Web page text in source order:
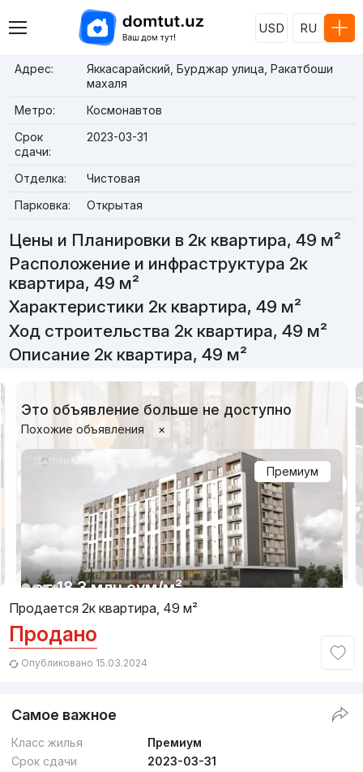
USD RU
Адрес:
Яккасарайский, Бурджар улица, Ракатбоши
махаля
Метро:
Космонавтов
Срок
сдачи:
2023-03-31
Отделка:
Чистовая
Парковка:
Открытая
Цены и Планировки в 2к квартира, 49 м²
Расположение и инфраструктура 2к
квартира, 49 м²
Характеристики 2к квартира, 49 м²
Ход строительства 2к квартира, 49 м²
Описание 2к квартира, 49 м²
Это объявление больше не доступно
Похожие объявления ×
Премиум
от18.3 млн сум/м²
Сдача 4кв 2026
ЖК «Novza Residence»
1/18
Продается 2к квартира, 49 м²
Продано
Опубликовано 15.03.2024
Самое важное
Класс жилья
Премиум
Срок сдачи
2023-03-31